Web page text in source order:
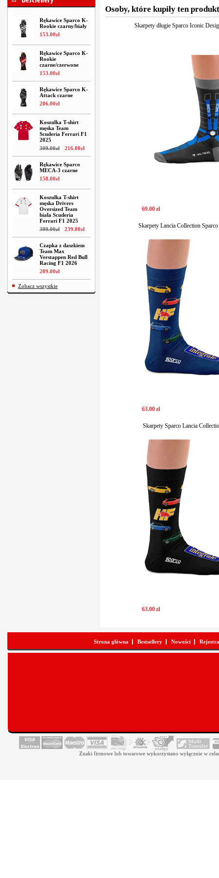
Rękawice Sparco K-
Rookie czarny/biały
153.00zł
Rękawice Sparco K-
Rookie
czarne/czerwone
153.00zł
Rękawice Sparco K-
Attack czarne
206.00zł
Koszulka T-shirt
męska Team
Scuderia Ferrari F1
2025
309.00zł 216.00zł
Rękawice Sparco
MECA-3 czarne
158.00zł
Koszulka T-shirt
męska Drivers
Oversized Team
biała Scuderia
Ferrari F1 2025
399.00zł 239.00zł
Czapka z daszkiem
Team Max
Verstappen Red Bull
Racing F1 2026
209.00zł
Zobacz wszystkie
Osoby, które kupiły ten
Skarpety długie Sparco Iconic
69.00zł
Skarpety Lancia Collection
63.00zł
Skarpety Sparco Lancia
63.00zł
Strona główna Bestsellery Nowości
Znaki firmowe lub towarowe wykorzystano wyłącznie w